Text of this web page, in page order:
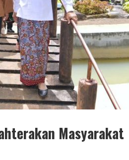
Masyarakat